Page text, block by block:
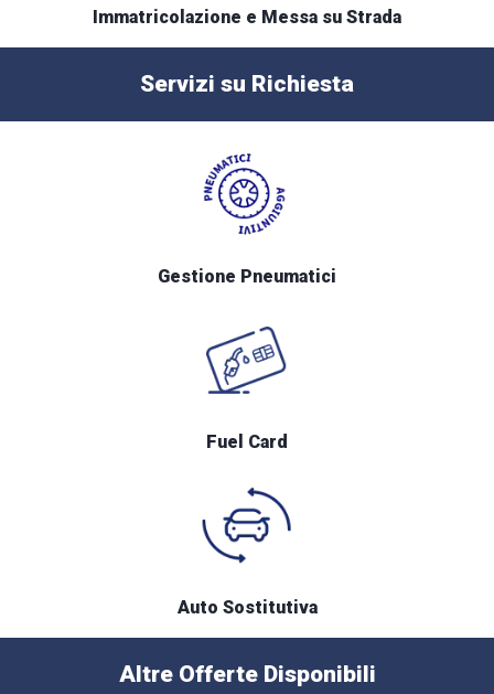
Immatricolazione e Messa su Strada
Servizi su Richiesta
Gestione Pneumatici
Fuel Card
Auto Sostitutiva
Altre Offerte Disponibili